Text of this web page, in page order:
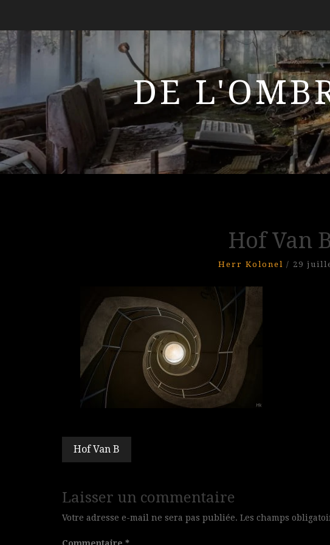
DE
Hof Van
Herr Kolonel / 29
Navigation
de
l’article
Hof Van B
Laisser un commentaire
Votre adresse e-mail ne sera pas publiée. Les champs